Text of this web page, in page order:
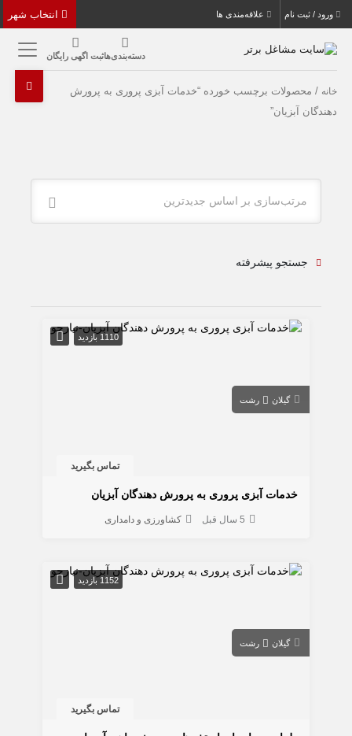
ورود / ثبت نام علاقه‌مندی ها
دسته‌بندی‌هاثبت اگهی رایگان
خانه / محصولات برچسب خورده “خدمات آبزی پروری به پرورش
دهندگان آبزیان”
مرتب‌سازی بر اساس جدیدترین
جستجو پیشرفته
1110 بازدید
گیلان رشت
تماس بگیرید
خدمات آبزی پروری به پرورش دهندگان آبزیان
5 سال قبل کشاورزی و دامداری
1152 بازدید
گیلان رشت
تماس بگیرید